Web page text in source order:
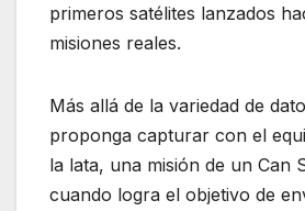
primeros satélites lanzados
misiones reales.
Más allá de la variedad de
proponga capturar con el
la lata, una misión de un Can
cuando logra el objetivo de